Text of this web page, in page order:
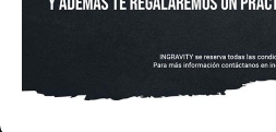
Domingo 10:00-15:00